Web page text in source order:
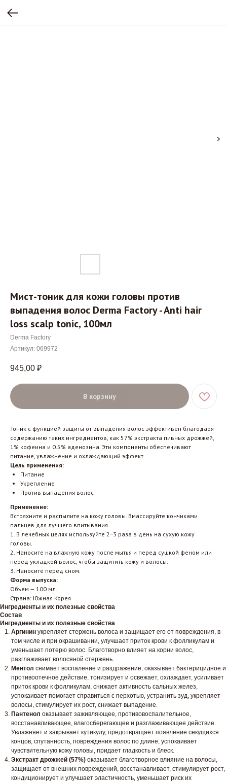
Мист-тоник для кожи головы против
выпадения волос Derma Factory - Anti hair
loss scalp tonic, 100мл
Derma Factory
Артикул: 069972
945,00 ₽
В корзину
Тоник с функцией защиты от выпадения волос эффективен благодаря
содержанию таких ингредиентов, как 57% экстракта пивных дрожжей,
1% кофеина и 0.5% аденозина. Эти компоненты обеспечивают
питание, увлажнение и охлаждающий эффект.
Цель применения:
Питание
Укрепление
Против выпадения волос
Применение:
Встряхните и распылите на кожу головы. Вмассируйте кончиками
пальцев для лучшего впитывания.
1. В лечебных целях используйте 2−3 раза в день на сухую кожу
головы.
2. Наносите на влажную кожу после мытья и перед сушкой феном или
перед укладкой волос, чтобы защитить кожу и волосы.
3. Наносите перед сном.
Форма выпуска:
Объем — 100 мл.
Страна: Южная Корея
Ингредиенты и их полезные свойства
Состав
Ингредиенты и их полезные свойства
Аргинин укрепляет стержень волоса и защищает его от повреждения, в
том числе и при окрашивании, улучшает приток крови к фолликулам и
уменьшает потерю волос. Благотворно влияет на корни волос,
разглаживает волосяной стержень.
Ментол снимает воспаление и раздражение, оказывает бактерицидное и
противоотечное действие, тонизирует и освежает, охлаждает, усиливает
приток крови к фолликулам, снижает активность сальных желез,
успокаивает помогает справиться с перхотью, устранить зуд, укрепляет
волосы, стимулирует их рост, снижает выпадение.
Пантенол оказывает заживляющее, противовоспалительное,
восстанавливающее, влагосберегающее и разглаживающее действие.
Увлажняет и закрывает кутикулу, предотвращает появление секущихся
концов, спутанность, повреждения волос по длине, успокаивает
чувствительную кожу головы, придает гладкость и блеск.
Экстракт дрожжей (57%) оказывает благотворное влияние на волосы,
защищает от внешних повреждений, восстанавливает, стимулирует рост,
кондиционирует и улучшает эластичность, уменьшает риск их